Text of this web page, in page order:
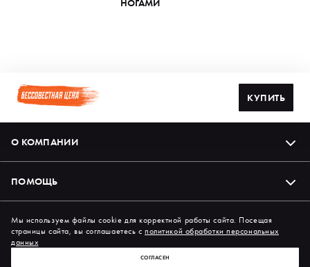
НОГАМИ
КУПИТЬ
О КОМПАНИИ
ПОМОЩЬ
Подпишись на нас в соцсетях
Мы используем файлы cookie для корректной работы сайта. Посещая
страницы сайта, вы соглашаетесь сполитикой обработки персональных
данных
СОГЛАСЕН